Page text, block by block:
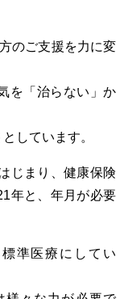
のご支援を力に変
を「治らない」か
しています。
じまり、健康保険
年と、年月が必要
準医療にしてい